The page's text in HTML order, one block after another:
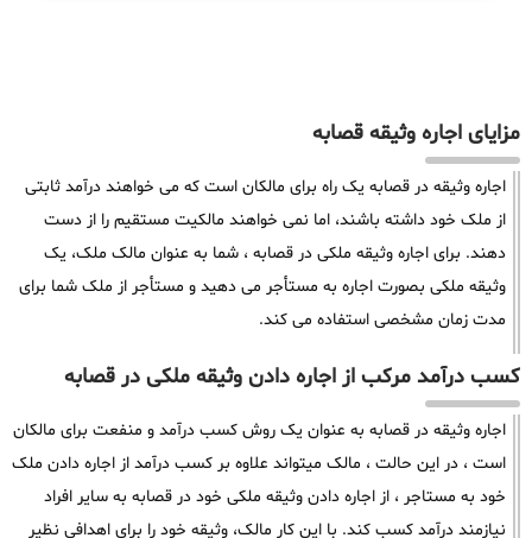
مزایای اجاره وثیقه قصابه
اجاره وثیقه در قصابه یک راه برای مالکان است که می خواهند درآمد ثابتی
از ملک خود داشته باشند، اما نمی خواهند مالکیت مستقیم را از دست
دهند. برای اجاره وثیقه ملکی در قصابه ، شما به عنوان مالک ملک، یک
وثیقه ملکی بصورت اجاره به مستأجر می دهید و مستأجر از ملک شما برای
مدت زمان مشخصی استفاده می کند.
کسب درآمد مرکب از اجاره دادن وثیقه ملکی در قصابه
اجاره وثیقه در قصابه به عنوان یک روش کسب درآمد و منفعت برای مالکان
است ، در این حالت ، مالک میتواند علاوه بر کسب درآمد از اجاره دادن ملک
خود به مستاجر ، از اجاره دادن وثیقه ملکی خود در قصابه به سایر افراد
نیازمند درآمد کسب کند. با این کار مالک، وثیقه خود را برای اهدافی نظیر